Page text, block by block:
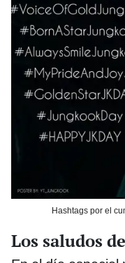
Hashtags por el
Los saludos